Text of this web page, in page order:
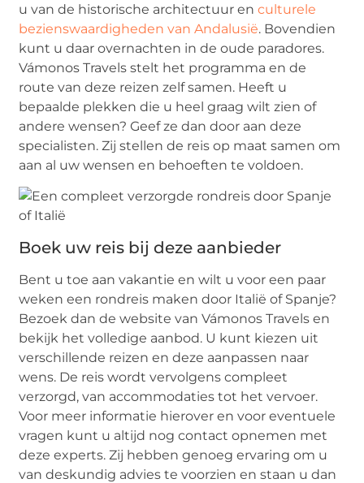
u van de historische architectuur enculturele
bezienswaardigheden van Andalusië. Bovendien
kunt u daar overnachten in de oude paradores.
Vámonos Travels stelt het programma en de
route van deze reizen zelf samen. Heeft u
bepaalde plekken die u heel graag wilt zien of
andere wensen? Geef ze dan door aan deze
specialisten. Zij stellen de reis op maat samen om
aan al uw wensen en behoeften te voldoen.
Boek uw reis bij deze aanbieder
Bent u toe aan vakantie en wilt u voor een paar
weken een rondreis maken door Italië of Spanje?
Bezoek dan de website van Vámonos Travels en
bekijk het volledige aanbod. U kunt kiezen uit
verschillende reizen en deze aanpassen naar
wens. De reis wordt vervolgens compleet
verzorgd, van accommodaties tot het vervoer.
Voor meer informatie hierover en voor eventuele
vragen kunt u altijd nog contact opnemen met
deze experts. Zij hebben genoeg ervaring om u
van deskundig advies te voorzien en staan u dan